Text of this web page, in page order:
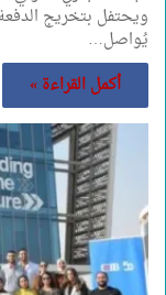
ويحتفل بتخريج
يُواصل…
أكمل القراءة »